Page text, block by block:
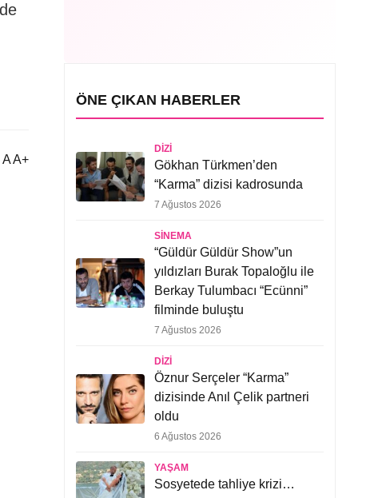
A A+
ÖNE ÇIKAN HABERLER
DIZI
Gökhan Türkmen’den
“Karma” dizisi kadrosunda
7 Ağustos 2026
SINEMA
“Güldür Güldür Show”un
yıldızları Burak Topaloğlu ile
Berkay Tulumbacı “Ecünni”
filminde buluştu
7 Ağustos 2026
DIZI
Öznur Serçeler “Karma”
dizisinde Anıl Çelik partneri
oldu
6 Ağustos 2026
YAŞAM
Sosyetede tahliye krizi…